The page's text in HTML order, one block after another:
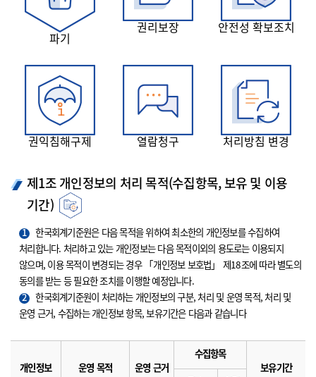
파기
권리보장 안전성 확보조치
권익침해구제 열람청구 처리방침 변경
제1조 개인정보의 처리 목적(수집항목, 보유 및 이용
기간)
1
한국회계기준원은 다음 목적을 위하여 최소한의 개인정보를 수집하여
처리합니다. 처리하고 있는 개인정보는 다음 목적이외의 용도로는 이용되지
않으며, 이용 목적이 변경되는 경우 「개인정보 보호법」 제18조에 따라 별도의
동의를 받는 등 필요한 조치를 이행할 예정입니다.
2
한국회계기준원이 처리하는 개인정보의 구분, 처리 및 운영 목적, 처리 및
운영 근거, 수집하는 개인정보 항목, 보유기간은 다음과 같습니다
개인정보 운영 목적 운영 근거
수집항목
보유기간